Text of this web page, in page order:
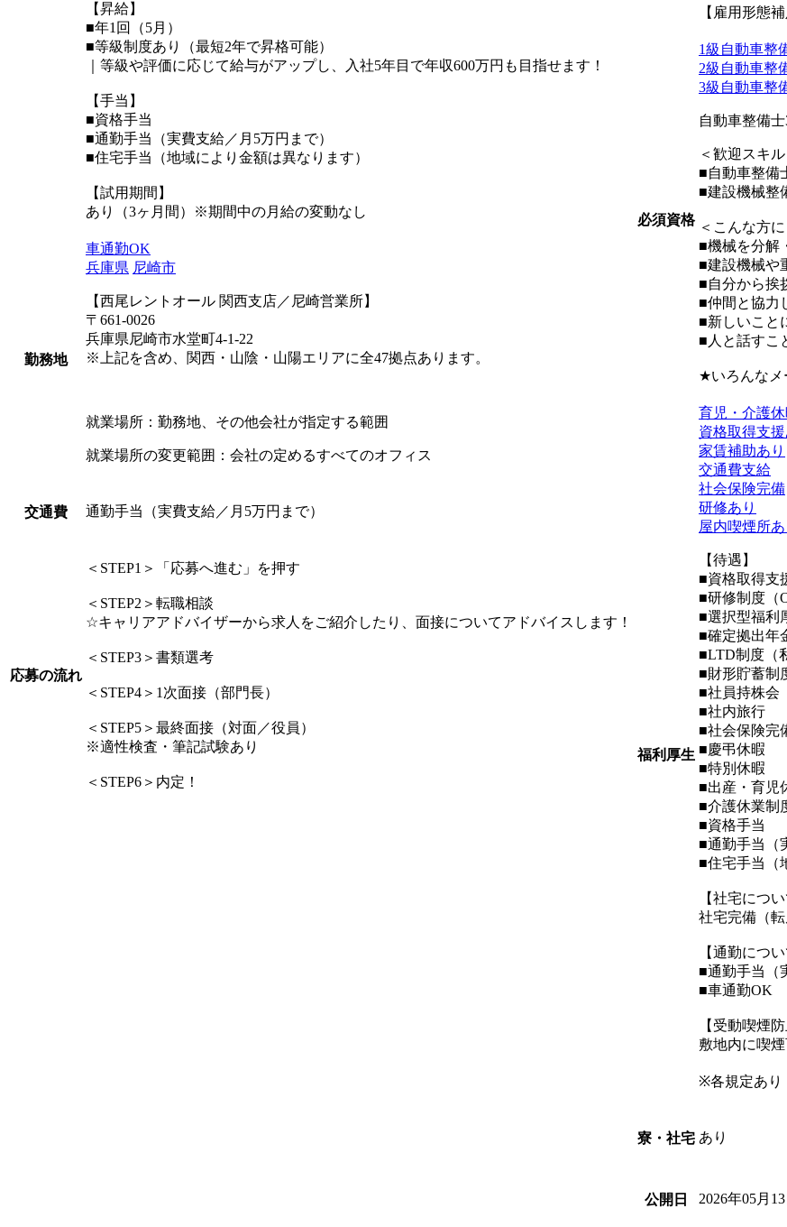
【昇給】
■年1回（5月）
■等級制度あり（最短2年で昇格可能）
｜等級や評価に応じて給与がアップし、入社5年目で年収600万円も目指せます！
【手当】
■資格手当
■通勤手当（実費支給／月5万円まで）
■住宅手当（地域により金額は異なります）
【試用期間】
あり（3ヶ月間）※期間中の月給の変動なし
勤務地
車通勤OK
兵庫県 尼崎市
【西尾レントオール 関西支店／尼崎営業所】
〒661-0026
兵庫県尼崎市水堂町4-1-22
※上記を含め、関西・山陰・山陽エリアに全47拠点あります。
就業場所：勤務地、その他会社が指定する範囲
就業場所の変更範囲：会社の定めるすべてのオフィス
交通費 通勤手当（実費支給／月5万円まで）
応募の流れ
＜STEP1＞「応募へ進む」を押す
＜STEP2＞転職相談
☆キャリアアドバイザーから求人をご紹介したり、面接についてアドバイスします！
＜STEP3＞書類選考
＜STEP4＞1次面接（部門長）
＜STEP5＞最終面接（対面／役員）
※適性検査・筆記試験あり
＜STEP6＞内定！
【雇用形態
必須資格
1級自動車整
2級自動車整
3級自動車整
自動車整備
＜歓迎スキル
■自動車整備
■建設機械整
＜こんな方
■機械を分解
■建設機械や
■自分から挨
■仲間と協力
■新しいこと
■人と話すこ
★いろんなメ
福利厚生
育児・介護休
資格取得支援
家賃補助あり
交通費支給
社会保険完備
研修あり
屋内喫煙所あ
【待遇】
■資格取得支
■研修制度（
■選択型福利
■確定拠出年
■LTD制度（
■財形貯蓄制
■社員持株会
■社内旅行
■社会保険完
■慶弔休暇
■特別休暇
■出産・育児
■介護休業制
■資格手当
■通勤手当（
■住宅手当（
【社宅につい
社宅完備（
【通勤につい
■通勤手当（
■車通勤OK
【受動喫煙
敷地内に喫
※各規定あり
寮・社宅 あり
公開日 2026年05月13